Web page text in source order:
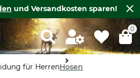
und Versandkosten sparen!
0
für HerrenHosen